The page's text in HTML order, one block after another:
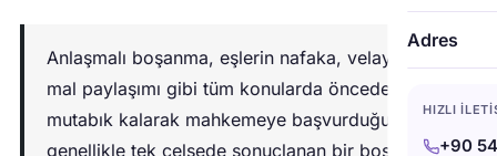
Adres
HIZLI
+90
Anlaşmalı boşanma, eşlerin nafaka, velayet ve
mal paylaşımı gibi tüm konularda önceden
mutabık kalarak mahkemeye başvurduğu,
genellikle tek celsede sonuçlanan bir boşanma